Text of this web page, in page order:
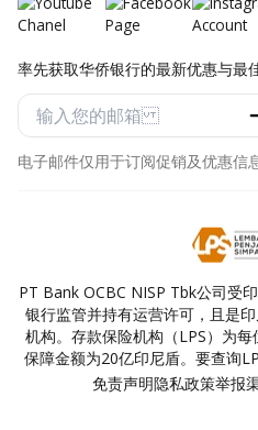
率先获取华侨银行的最新优惠与最
电子邮件仅用于订阅促销及优惠信息
PT Bank OCBC NISP Tbk公司受
银行监管并持有运营许可，且是
机构。存款保险机构（LPS）为
保障金额为20亿印尼盾。要查询
免责声明隐私政策举报